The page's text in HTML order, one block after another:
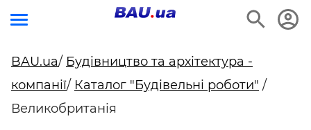
BAU.ua/ Будівництво та архітектура -
компанії/ Каталог "Будівельні роботи" /
Великобританія